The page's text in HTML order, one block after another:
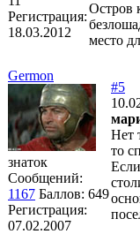
Регистрация:
18.03.2012
Остров
место
Germon
знаток
Сообщений:
1167 Баллов: 649
Регистрация:
07.02.2007
#5
Нет
то